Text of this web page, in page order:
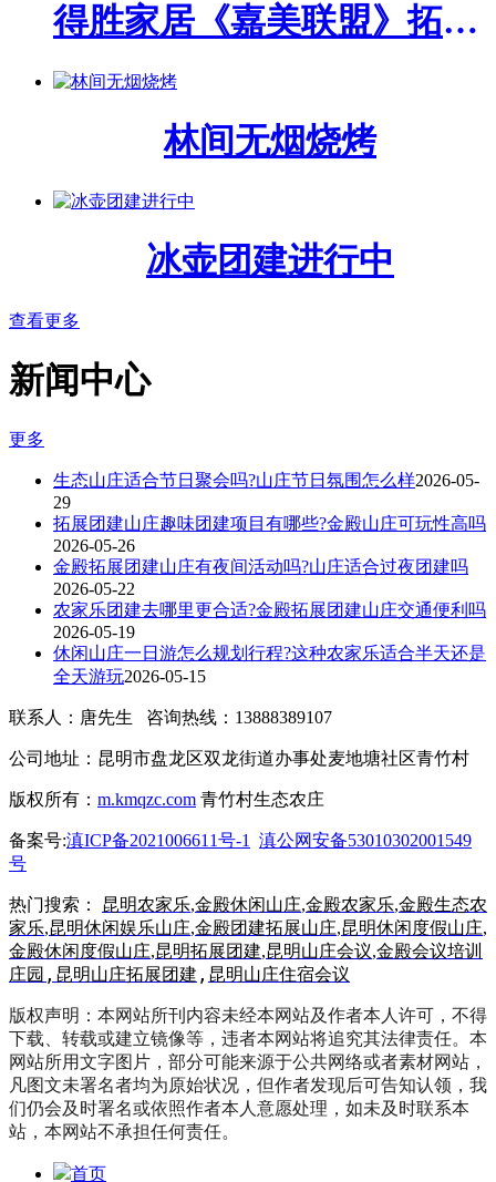
得胜家居《嘉美联盟》拓展团建活动进行中
林间无烟烧烤
冰壶团建进行中
查看更多
新闻中心
更多
生态山庄适合节日聚会吗?山庄节日氛围怎么样2026-05-
29
拓展团建山庄趣味团建项目有哪些?金殿山庄可玩性高吗
2026-05-26
金殿拓展团建山庄有夜间活动吗?山庄适合过夜团建吗
2026-05-22
农家乐团建去哪里更合适?金殿拓展团建山庄交通便利吗
2026-05-19
休闲山庄一日游怎么规划行程?这种农家乐适合半天还是
全天游玩2026-05-15
联系人：唐先生 咨询热线：13888389107
公司地址：昆明市盘龙区双龙街道办事处麦地塘社区青竹村
版权所有： m.kmqzc.com 青竹村生态农庄
备案号:滇ICP备2021006611号-1
滇公网安备53010302001549
号
热门搜索： 昆明农家乐,金殿休闲山庄,金殿农家乐,金殿生态农
家乐,昆明休闲娱乐山庄,金殿团建拓展山庄,昆明休闲度假山庄,
金殿休闲度假山庄,昆明拓展团建,昆明山庄会议,金殿会议培训
庄园 , 昆明山庄拓展团建 , 昆明山庄住宿会议
版权声明：本网站所刊内容未经本网站及作者本人许可，不得
下载、转载或建立镜像等，违者本网站将追究其法律责任。本
网站所用文字图片，部分可能来源于公共网络或者素材网站，
凡图文未署名者均为原始状况，但作者发现后可告知认领，我
们仍会及时署名或依照作者本人意愿处理，如未及时联系本
站，本网站不承担任何责任。
首页